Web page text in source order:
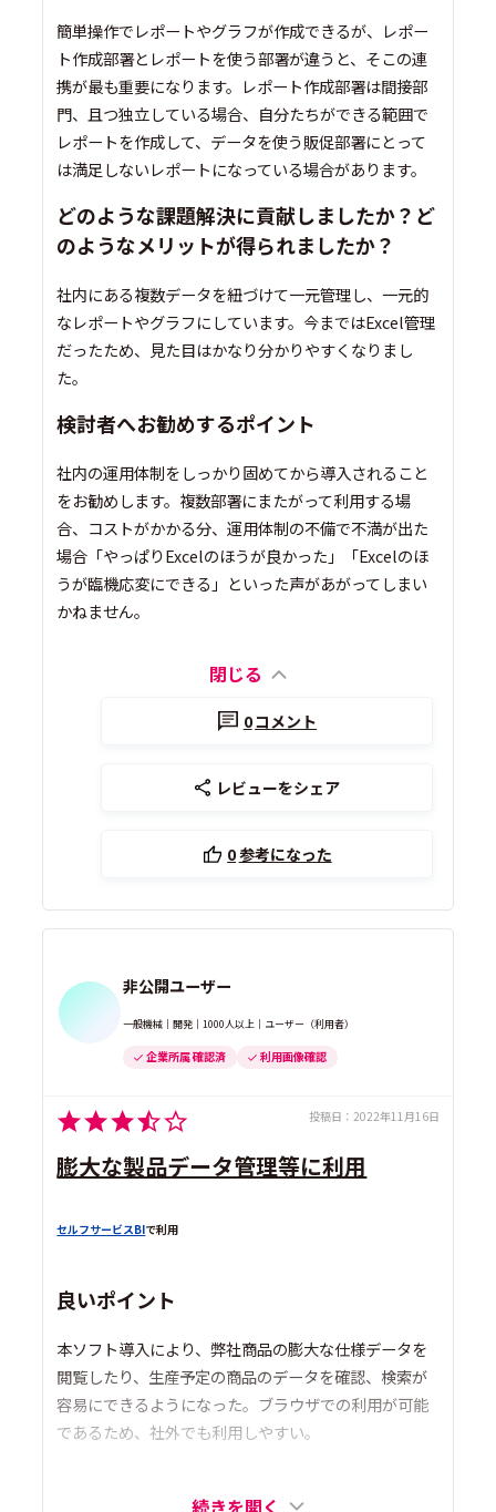
簡単操作でレポートやグラフが作成できるが、レポー
ト作成部署とレポートを使う部署が違うと、そこの連
携が最も重要になります。レポート作成部署は間接部
門、且つ独立している場合、自分たちができる範囲で
レポートを作成して、データを使う販促部署にとって
は満足しないレポートになっている場合があります。
どのような課題解決に貢献しましたか？ど
のようなメリットが得られましたか？
社内にある複数データを紐づけて一元管理し、一元的
なレポートやグラフにしています。今まではExcel管理
だったため、見た目はかなり分かりやすくなりまし
た。
検討者へお勧めするポイント
社内の運用体制をしっかり固めてから導入されること
をお勧めします。複数部署にまたがって利用する場
合、コストがかかる分、運用体制の不備で不満が出た
場合「やっぱりExcelのほうが良かった」「Excelのほ
うが臨機応変にできる」といった声があがってしまい
かねません。
閉じる
0コメント
レビューをシェア
0参考になった
非公開ユーザー
一般機械｜開発｜1000人以上｜ユーザー（利用者）
企業所属 確認済 利用画像確認
投稿日： 2022年11月16日
膨大な製品データ管理等に利用
セルフサービスBIで利用
良いポイント
本ソフト導入により、弊社商品の膨大な仕様データを
閲覧したり、生産予定の商品のデータを確認、検索が
容易にできるようになった。ブラウザでの利用が可能
であるため、社外でも利用しやすい。
続きを開く